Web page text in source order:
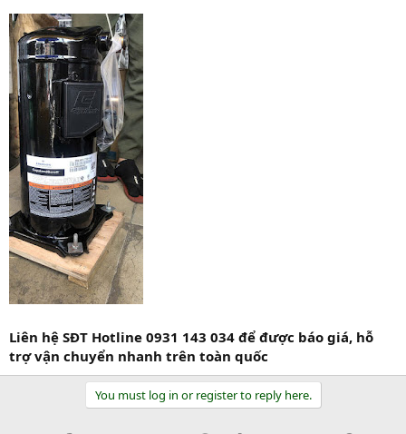
Liên hệ SĐT Hotline 0931 143 034 để được báo giá, hỗ
trợ vận chuyển nhanh trên toàn quốc
You must log in or register to reply here.